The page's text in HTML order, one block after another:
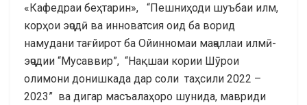
«Кафедраи беҳтарин», “Пешниҳоди шуъбаи илм,
корҳои эҷодӣ ва инноватсия оид ба ворид
намудани тағйирот ба Ойинномаи маҷаллаи илмӣ-
эҷодии “Мусаввир”, “Нақшаи кории Шӯрои
олимони донишкада дар соли таҳсили 2022 –
2023” ва дигар масъалаҳоро шунида, мавриди